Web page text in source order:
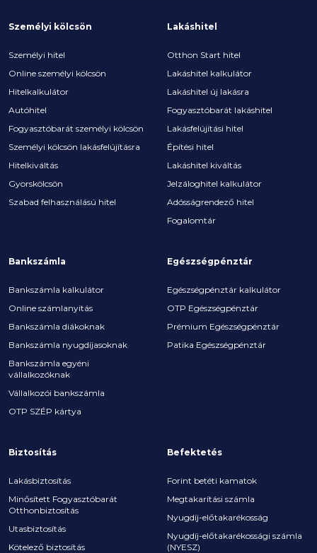
Személyi kölcsön
Személyi hitel
Online személyi kölcsön
Hitelkalkulátor
Autóhitel
Fogyasztóbarát személyi kölcsön
Személyi kölcsön lakásfelújításra
Hitelkiváltás
Gyorskölcsön
Szabad felhasználású hitel
Lakáshitel
Otthon Start hitel
Lakáshitel kalkulátor
Lakáshitel új lakásra
Fogyasztóbarát lakáshitel
Lakásfelújítási hitel
Építési hitel
Lakáshitel kiváltás
Jelzáloghitel kalkulátor
Adósságrendező hitel
Fogalomtár
Bankszámla
Bankszámla kalkulátor
Online számlanyitás
Bankszámla diákoknak
Bankszámla nyugdíjasoknak
Bankszámla egyéni
vállalkozóknak
Vállalkozói bankszámla
OTP SZÉP kártya
Egészségpénztár
Egészségpénztár kalkulátor
OTP Egészségpénztár
Prémium Egészségpénztár
Patika Egészségpénztár
Biztosítás
Lakásbiztosítás
Minősített Fogyasztóbarát
Otthonbiztosítás
Utasbiztosítás
Kötelező biztosítás
Befektetés
Forint betéti kamatok
Megtakarítási számla
Nyugdíj-előtakarékosság
Nyugdíj-előtakarékossági számla
(NYESZ)